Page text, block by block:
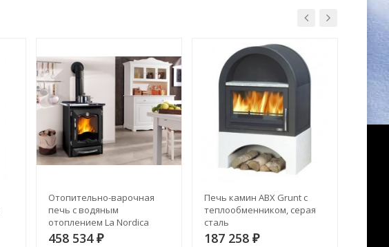
Отопительно-варочная
печь с водяным
отоплением La Nordica
TermoCucinotta DSA Nero
458 534 ₽
Печь камин ABX Grunt с
теплообменником, серая
сталь
187 258 ₽